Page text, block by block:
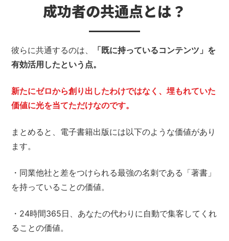
成功者の共通点とは？
彼らに共通するのは、
「既に持っているコンテンツ」を
有効活用したという点。
新たにゼロから創り出したわけではなく、埋もれていた
価値に光を当てただけなのです。
まとめると、電子書籍出版には以下のような価値があり
ます。
・同業他社と差をつけられる最強の名刺である「著書」
を持っていることの価値。
・24時間365日、あなたの代わりに自動で集客してくれ
ることの価値。